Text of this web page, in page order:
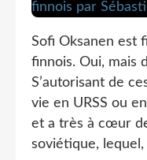
Sofi Oksanen est
finnois. Oui, mais
S’autorisant de
vie en URSS ou
et a très à cœur
soviétique, lequel,